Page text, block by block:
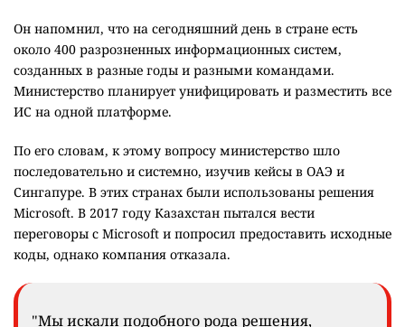
Он напомнил, что на сегодняшний день в стране есть
около 400 разрозненных информационных систем,
созданных в разные годы и разными командами.
Министерство планирует унифицировать и разместить все
ИС на одной платформе.
По его словам, к этому вопросу министерство шло
последовательно и системно, изучив кейсы в ОАЭ и
Сингапуре. В этих странах были использованы решения
Microsoft. В 2017 году Казахстан пытался вести
переговоры с Microsoft и попросил предоставить исходные
коды, однако компания отказала.
"Мы искали подобного рода решения,